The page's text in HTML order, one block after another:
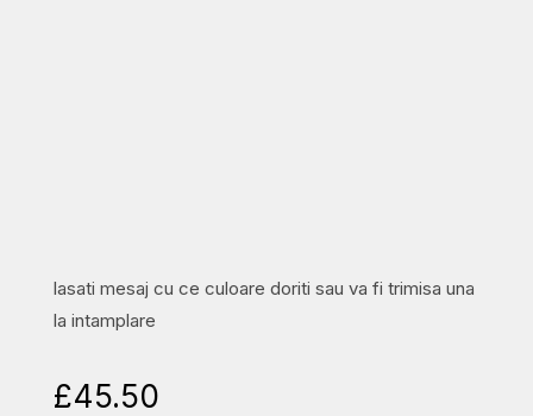
lasati mesaj cu ce culoare doriti sau va fi trimisa una
la intamplare
£45.50